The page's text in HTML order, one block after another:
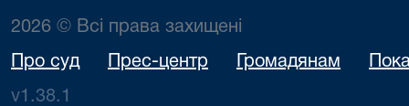
2026 © Всі права захищені
Про суд Прес-центр Громадянам
v1.38.1